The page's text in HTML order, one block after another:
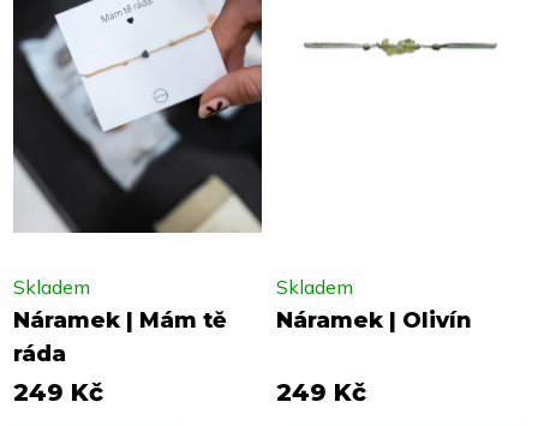
Náramek | Mám tě
ráda
Skladem
249 Kč
Náramek | Olivín
Skladem
249 Kč